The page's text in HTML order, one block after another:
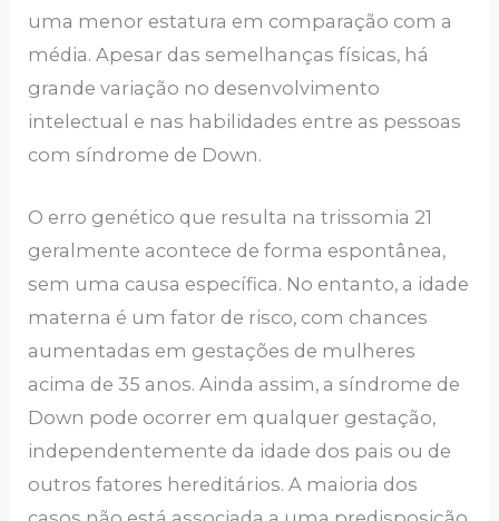
uma menor estatura em comparação com a
média. Apesar das semelhanças físicas, há
grande variação no desenvolvimento
intelectual e nas habilidades entre as pessoas
com síndrome de Down.
O erro genético que resulta na trissomia 21
geralmente acontece de forma espontânea,
sem uma causa específica. No entanto, a idade
materna é um fator de risco, com chances
aumentadas em gestações de mulheres
acima de 35 anos. Ainda assim, a síndrome de
Down pode ocorrer em qualquer gestação,
independentemente da idade dos pais ou de
outros fatores hereditários. A maioria dos